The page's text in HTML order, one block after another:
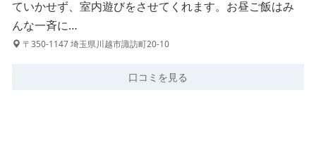
ていかせず、室内遊びをさせてくれます。お昼ご飯はみ
んな一斉に…
〒350-1147 埼玉県川越市諏訪町20-10
口コミを見る